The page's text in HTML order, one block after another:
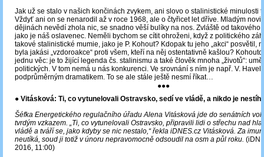
Jak už se stalo v našich končinách zvykem, ani slovo o stalinistické minulosti
Vždyť ani on se nenarodil až v roce 1968, ale o čtyřicet let dříve. Mladým
dějinách nevědí zhola nic, se snadno věší bulíky na nos. Zvláště od takového
jako je náš oslavenec. Neměli bychom se cítit ohroženi, když z politického
takové stalinistické mumie, jako je P. Kohout? Kdopak tu jeho „akci“ posvětil,
byla jakási „vzdoroakce“ proti všem, kteří na něj ostentativně kašlou?
jednu věc: je to žijící legenda čs. stalinismu a také člověk mnoha „životů“:
politických. V tom nemá u nás konkurenci. Ve srovnání s ním je např. V. Havel
podprůměrným dramatikem. To se ale stále ještě nesmí říkat…
●●●
● Vitásková: Ti, co vytunelovali Ostravsko, sedí ve vládě, a nikdo je
Šéfka Energetického regulačního úřadu Alena Vitásková jde do senátních
tvrdým vzkazem. „Ti, co vytunelovali Ostravsko, připravili lidi o střechu nad
vládě a tváří se, jako kdyby se nic nestalo,“ řekla iDNES.cz Vitásková. Za
neutíká, soud ji totiž v únoru nepravomocně odsoudil na osm a půl roku.
2016, 11:00)